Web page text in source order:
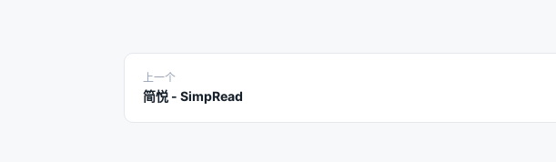
上一个
简悦 - SimpRead